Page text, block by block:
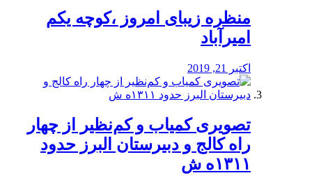
منظره‌‌ زیبای امروز ،کوچه یکم
امیرآباد
اکتبر 21, 2019
️تصویری کمیاب و کم‌نظیر از چهار
راه كالج و دبيرستان البرز حدود
۱۳۱۱ه ش